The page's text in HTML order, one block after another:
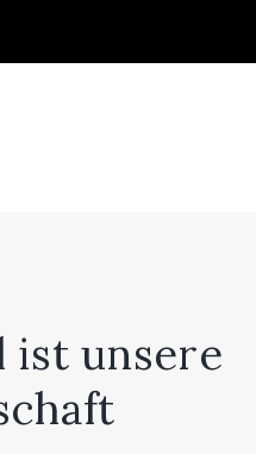
ist unsere